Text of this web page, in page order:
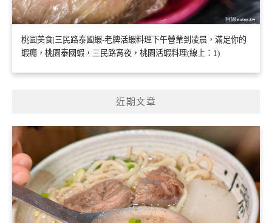
桃園美食|三民路泰國蝦-老牌活蝦料理下午營業到凌晨，滿足你的
蝦癮，桃園泰國蝦，三民路宵夜，桃園活蝦料理(線上：1)
近期文章